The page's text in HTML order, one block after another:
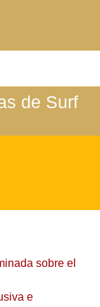
de Surf
sobre el
e